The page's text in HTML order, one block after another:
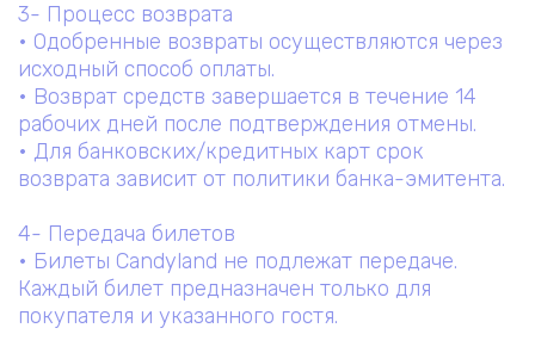
3- Процесс возврата
• Одобренные возвраты осуществляются через
исходный способ оплаты.
• Возврат средств завершается в течение 14
рабочих дней после подтверждения отмены.
• Для банковских/кредитных карт срок
возврата зависит от политики банка-эмитента.
4- Передача билетов
• Билеты Candyland не подлежат передаче.
Каждый билет предназначен только для
покупателя и указанного гостя.